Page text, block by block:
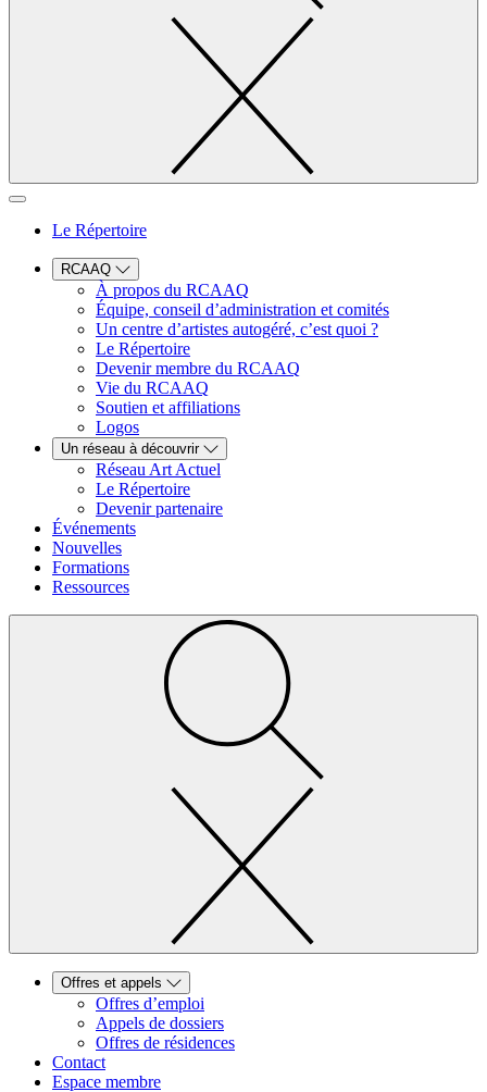
Le Répertoire
RCAAQ
À propos du RCAAQ
Équipe, conseil d’administration et comités
Un centre d’artistes autogéré, c’est quoi ?
Le Répertoire
Devenir membre du RCAAQ
Vie du RCAAQ
Soutien et affiliations
Logos
Un réseau à découvrir
Réseau Art Actuel
Le Répertoire
Devenir partenaire
Événements
Nouvelles
Formations
Ressources
Offres et appels
Offres d’emploi
Appels de dossiers
Offres de résidences
Contact
Espace membre